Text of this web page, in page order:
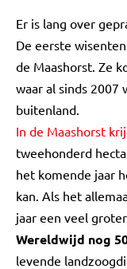
Er is lang over
De eerste
de Maashorst. Ze
waar al sinds
buitenland.
In de Maashorst
tweehonderd
het komende jaar
kan. Als het
jaar een veel
Wereldwijd nog
levende